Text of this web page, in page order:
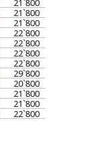
21`800
21`800
21`800
22`800
22`800
22`800
22`800
29`800
20`800
21`800
21`800
22`800